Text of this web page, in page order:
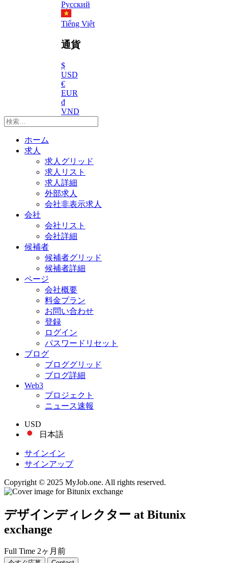
Русский
Tiếng Việt
通貨
$
USD
€
EUR
₫
VND
ホーム
求人
求人グリッド
求人リスト
求人詳細
外部求人
会社非表示求人
会社
会社リスト
会社詳細
候補者
候補者グリッド
候補者詳細
ページ
会社概要
料金プラン
お問い合わせ
登録
ログイン
パスワードリセット
ブログ
ブロググリッド
ブログ詳細
Web3
プロジェクト
ニュース速報
USD
日本語
サインイン
サインアップ
Copyright © 2025 MyJob.one. All rights reserved.
デザインディレクター at Bitunix
exchange
Full Time 2ヶ月前